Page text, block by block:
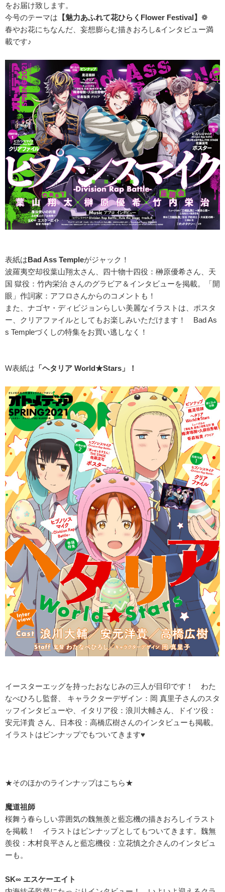
をお届け致します。
今号のテーマは 【魅力あふれて花ひらくFlower Festival】 ❁
春やお花にちなんだ、妄想膨らむ描きおろし&インタビュー満
載です♪
表紙はBad Ass Templeがジャック！
波羅夷空却役葉山翔太さん、四十物十四役：榊原優希さん、天
国 獄役：竹内栄治 さんのグラビア＆インタビューを掲載。「開
眼」作詞家：アフロさんからのコメントも！
また、ナゴヤ・ディビジョンらしい美麗なイラストは、ポスタ
ー、クリアファイルとしてもお楽しみいただけます！ Bad As
s Templeづくしの特集をお買い逃しなく！
W表紙は 「ヘタリア World★Stars」！
イースターエッグを持ったおなじみの三人が目印です！ わた
なべひろし監督、 キャラクターデザイン：岡 真里子さんのスタ
ッフインタビューや、イタリア役：浪川大輔さん、ドイツ役：
安元洋貴 さん、日本役：高橋広樹さんのインタビューも掲載。
イラストはピンナップでもついてきます♥
★そのほかのラインナップはこちら★
魔道祖師
桜舞う春らしい雰囲気の魏無羨と藍忘機の描きおろしイラスト
を掲載！ イラストはピンナップとしてもついてきます。魏無
羨役：木村良平さんと藍忘機役：立花慎之介さんのインタビュ
ーも。
SK∞ エスケーエイト